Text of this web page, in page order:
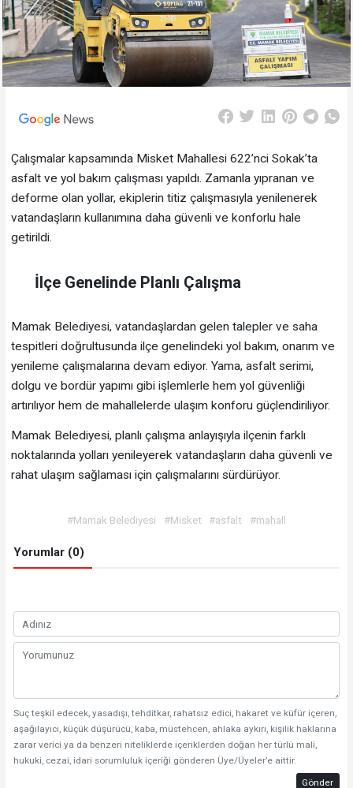
Çalışmalar kapsamında Misket Mahallesi 622’nci Sokak’ta
asfalt ve yol bakım çalışması yapıldı. Zamanla yıpranan ve
deforme olan yollar, ekiplerin titiz çalışmasıyla yenilenerek
vatandaşların kullanımına daha güvenli ve konforlu hale
getirildi.
İlçe Genelinde Planlı Çalışma
Mamak Belediyesi, vatandaşlardan gelen talepler ve saha
tespitleri doğrultusunda ilçe genelindeki yol bakım, onarım ve
yenileme çalışmalarına devam ediyor. Yama, asfalt serimi,
dolgu ve bordür yapımı gibi işlemlerle hem yol güvenliği
artırılıyor hem de mahallelerde ulaşım konforu güçlendiriliyor.
Mamak Belediyesi, planlı çalışma anlayışıyla ilçenin farklı
noktalarında yolları yenileyerek vatandaşların daha güvenli ve
rahat ulaşım sağlaması için çalışmalarını sürdürüyor.
#Mamak Belediyesi #Misket #asfalt #mahall
Yorumlar (0)
Suç teşkil edecek, yasadışı, tehditkar, rahatsız edici, hakaret ve küfür içeren,
aşağılayıcı, küçük düşürücü, kaba, müstehcen, ahlaka aykırı, kişilik haklarına
zarar verici ya da benzeri niteliklerde içeriklerden doğan her türlü mali,
hukuki, cezai, idari sorumluluk içeriği gönderen Üye/Üyeler’e aittir.
Gönder